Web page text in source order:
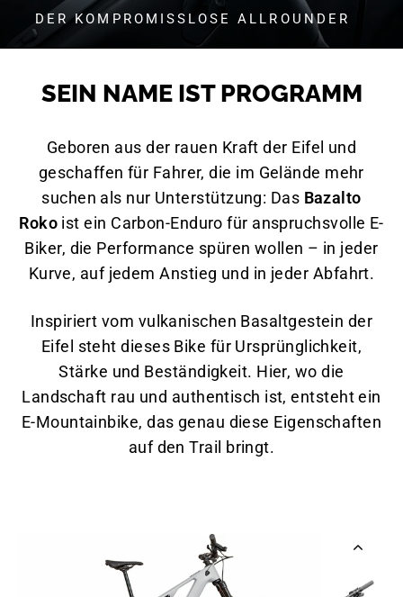
DER KOMPROMISSLOSE ALLROUNDER
SEIN NAME IST PROGRAMM
Geboren aus der rauen Kraft der Eifel und
geschaffen für Fahrer, die im Gelände mehr
suchen als nur Unterstützung: Das Bazalto
Roko ist ein Carbon-Enduro für anspruchsvolle E-
Biker, die Performance spüren wollen – in jeder
Kurve, auf jedem Anstieg und in jeder Abfahrt.
Inspiriert vom vulkanischen Basaltgestein der
Eifel steht dieses Bike für Ursprünglichkeit,
Stärke und Beständigkeit. Hier, wo die
Landschaft rau und authentisch ist, entsteht ein
E-Mountainbike, das genau diese Eigenschaften
auf den Trail bringt.